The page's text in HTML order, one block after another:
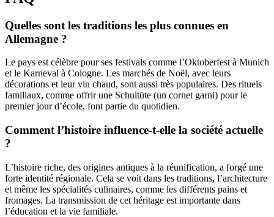
Quelles sont les traditions les plus connues en
Allemagne ?
Le pays est célèbre pour ses festivals comme l’Oktoberfest à Munich
et le Karneval à Cologne. Les marchés de Noël, avec leurs
décorations et leur vin chaud, sont aussi très populaires. Des rituels
familiaux, comme offrir une Schultüte (un cornet garni) pour le
premier jour d’école, font partie du quotidien.
Comment l’histoire influence-t-elle la société actuelle
?
L’histoire riche, des origines antiques à la réunification, a forgé une
forte identité régionale. Cela se voit dans les traditions, l’architecture
et même les spécialités culinaires, comme les différents pains et
fromages. La transmission de cet héritage est importante dans
l’éducation et la vie familiale.